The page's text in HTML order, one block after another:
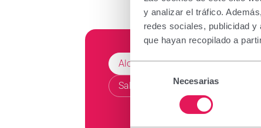
y analizar el tráfico.
redes sociales, publicidad
que hayan recopilado a
Selección
de
consentimiento
Necesarias
Alopecia
Salud capilar